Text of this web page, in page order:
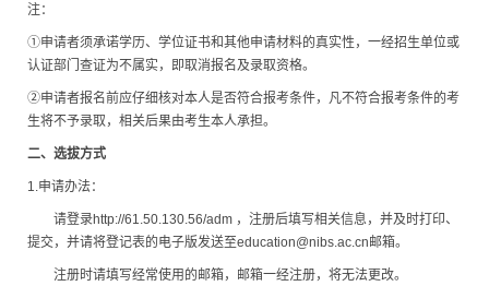
注：
①申请者须承诺学历、学位证书和其他申请材料的真实性，一经招生单位或
认证部门查证为不属实，即取消报名及录取资格。
②申请者报名前应仔细核对本人是否符合报考条件，凡不符合报考条件的考
生将不予录取，相关后果由考生本人承担。
二、选拔方式
1.申请办法：
请登录http://61.50.130.56/adm ，注册后填写相关信息，并及时打印、
提交，并请将登记表的电子版发送至education@nibs.ac.cn邮箱。
注册时请填写经常使用的邮箱，邮箱一经注册，将无法更改。